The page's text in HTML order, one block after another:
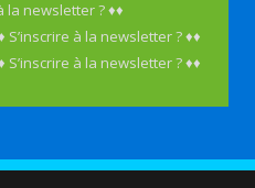
la newsletter ? ♦♦
S’inscrire à la newsletter ? ♦♦
S’inscrire à la newsletter ? ♦♦